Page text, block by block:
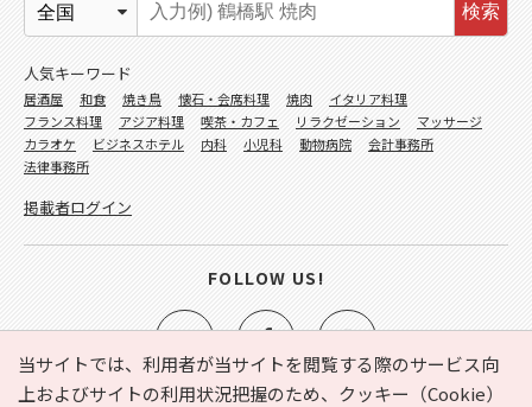
当サイトでは、利用者が当サイトを閲覧する際のサービス向
上およびサイトの利用状況把握のため、クッキー（Cookie）
検索
人気キーワード
居酒屋 和食 焼き鳥 懐石・会席料理 焼肉
イタリア料理
フランス料理
アジア料理 喫茶・カフェ リラクゼーション
マッサージ
カラオケ
ビジネスホテル 内科 小児科 動物病院
会計事務所
法律事務所
掲載者ログイン
FOLLOW US!